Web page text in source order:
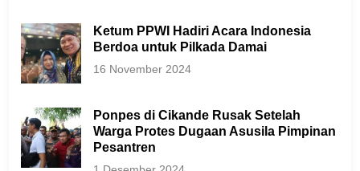
Ketum PPWI Hadiri Acara Indonesia
Berdoa untuk Pilkada Damai
16 November 2024
Ponpes di Cikande Rusak Setelah
Warga Protes Dugaan Asusila Pimpinan
Pesantren